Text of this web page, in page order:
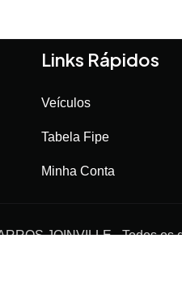
Links Rápidos
Veículos
Tabela Fipe
Minha Conta
JOINVILLE- Todos os